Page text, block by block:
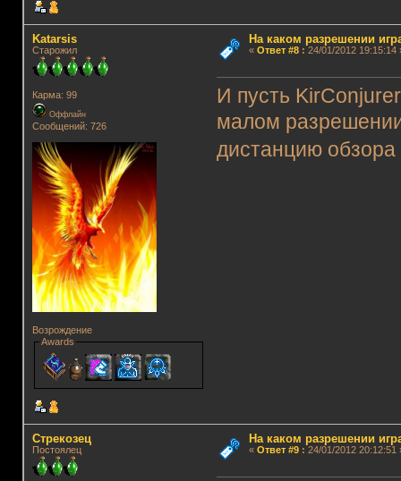
Katarsis
Старожил
Карма: 99
Оффлайн
Сообщений: 726
Возрождение
Awards
На каком разрешении
« Ответ #8: 24/01/2012 19:15:14
И пусть
малом
дистанцию
Стрекозец
Постоялец
На каком разрешении
« Ответ #9: 24/01/2012 20:12:51